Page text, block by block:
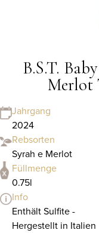
B.S.T.
Merlot
Jahrgang
2024
Rebsorten
Syrah e Merlot
Füllmenge
0.75l
Info
Enthält Sulfite -
Hergestellt in Italien